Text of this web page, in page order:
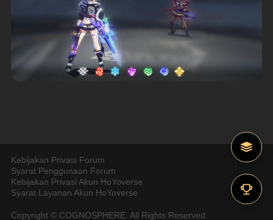
Kebijakan Privasi Forum
Syarat Penggunaan Forum
Kebijakan Privasi Akun HoYoverse
Syarat Layanan Akun HoYoverse
Copyright © COGNOSPHERE. All Rights Reserved.